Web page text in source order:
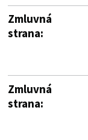
Zmluvná
strana:
Zmluvná
strana: